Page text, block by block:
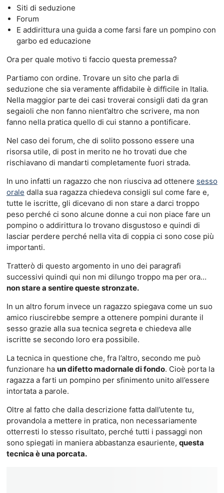
Siti di seduzione
Forum
E addirittura una guida a come farsi fare un pompino con
garbo ed educazione
Ora per quale motivo ti faccio questa premessa?
Partiamo con ordine. Trovare un sito che parla di
seduzione che sia veramente affidabile è difficile in Italia.
Nella maggior parte dei casi troverai consigli dati da gran
segaioli che non fanno nient’altro che scrivere, ma non
fanno nella pratica quello di cui stanno a pontificare.
Nel caso dei forum, che di solito possono essere una
risorsa utile, di post in merito ne ho trovati due che
rischiavano di mandarti completamente fuori strada.
In uno infatti un ragazzo che non riusciva ad ottenere sesso
orale dalla sua ragazza chiedeva consigli sul come fare e,
tutte le iscritte, gli dicevano di non stare a darci troppo
peso perché ci sono alcune donne a cui non piace fare un
pompino o addirittura lo trovano disgustoso e quindi di
lasciar perdere perché nella vita di coppia ci sono cose più
importanti.
Tratterò di questo argomento in uno dei paragrafi
successivi quindi qui non mi dilungo troppo ma per ora…
non stare a sentire queste stronzate.
In un altro forum invece un ragazzo spiegava come un suo
amico riuscirebbe sempre a ottenere pompini durante il
sesso grazie alla sua tecnica segreta e chiedeva alle
iscritte se secondo loro era possibile.
La tecnica in questione che, fra l’altro, secondo me può
funzionare ha un difetto madornale di fondo. Cioè porta la
ragazza a farti un pompino per sfinimento unito all’essere
intortata a parole.
Oltre al fatto che dalla descrizione fatta dall’utente tu,
provandola a mettere in pratica, non necessariamente
otterresti lo stesso risultato, perché tutti i passaggi non
sono spiegati in maniera abbastanza esauriente, questa
tecnica è una porcata.